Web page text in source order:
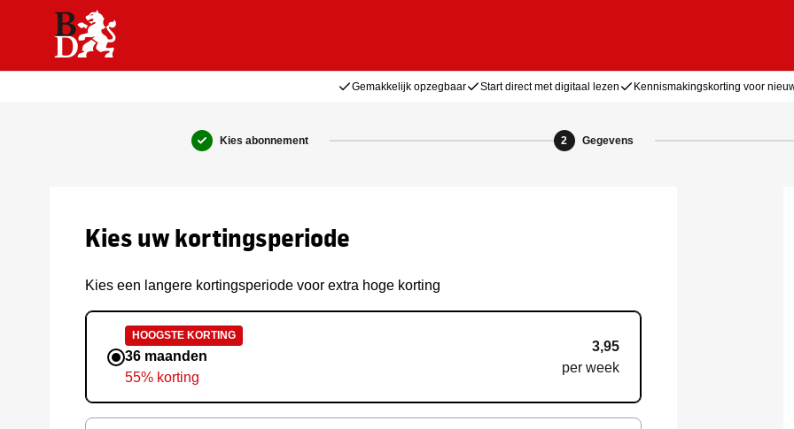
Gemakkelijk opzegbaar Start direct met digitaal lezen Kennismakingskorting voor
Kies abonnement 2 Gegevens
Kies uw kortingsperiode
Kies een langere kortingsperiode voor extra hoge korting
HOOGSTE KORTING
36 maanden
55% korting
3,95
per week